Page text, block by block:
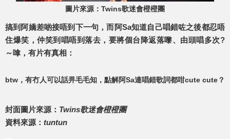
圖片來源：Twins歌迷會橙橙團
搞到阿嬌差啲接唔到下一句，而阿Sa知道自己唱錯咗之後都忍唔
住爆笑，仲笑到唱唔到落去，要將個台降返落嚟、由頭唱多次?
～嗱，有片有真相：
btw，有冇人可以話畀毛毛知，點解阿Sa連唱錯歌詞都咁cute cute？
封面圖片來源： Twins歌迷會橙橙團
資料來源： tuntun